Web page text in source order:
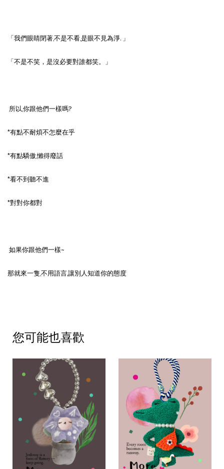
「我們眼睛閉著,不是不看,是眼不見為淨. 」
「不是不笑，是沒必要對誰都笑。」
所以,你跟他們一樣嗎?
*有點不耐煩不怎麼在乎
*有點驕傲,懶得廢話
*看不到聽不進
*對對你都對
如果你跟他們一樣~
那就來一隻,不用語言,讓別人知道你的態度
您可能也喜歡